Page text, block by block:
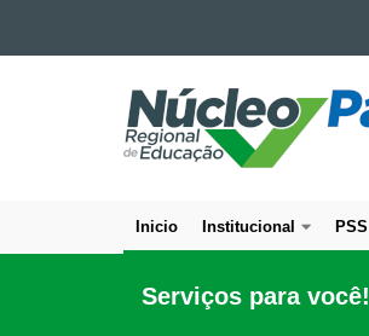
Ir para a navegação
Ir para a busca
NÚCLEO
REGIONAL
DE
PARANAGUÁ
Navegação
principal
Inicio Institucional PSS
Serviços para você!